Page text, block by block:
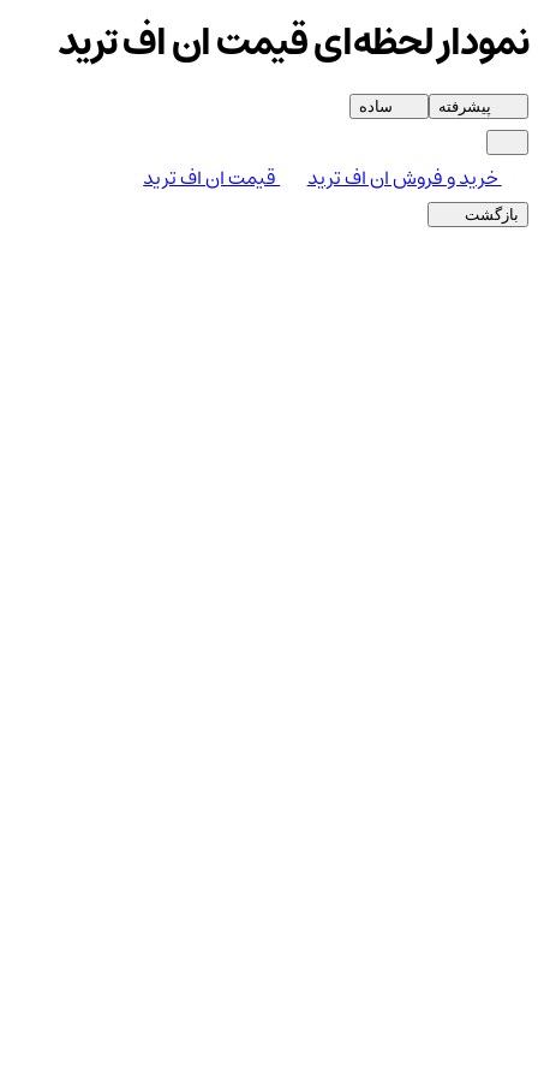
نمودار لحظه‌ای قیمت ان اف ترید
پیشرفته ساده
خرید و فروش ان اف ترید قیمت ان اف ترید
بازگشت